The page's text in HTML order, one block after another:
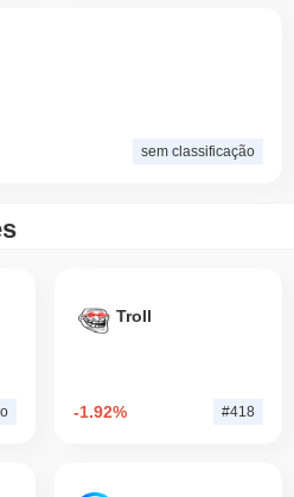
sem classificação
Troll
-1.92% #418